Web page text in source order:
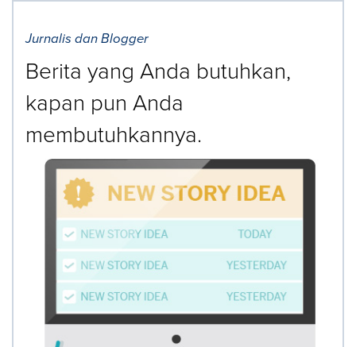
Jurnalis dan Blogger
Berita yang Anda butuhkan,
kapan pun Anda
membutuhkannya.